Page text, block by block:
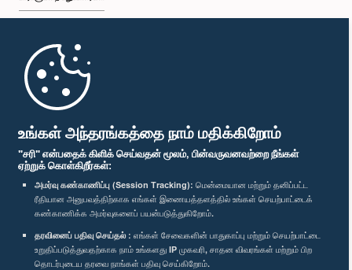
உங்கள் அந்தரங்கத்தை நாம் மதிக்கிறோம்
"சரி" என்பதைக் கிளிக் செய்வதன் மூலம், பின்வருவனவற்றை நீங்கள்
ஏற்றுக் கொள்கிறீர்கள்:
அமர்வு கண்காணிப்பு (Session Tracking): மென்மையான மற்றும் தனிப்பட்ட
ரீதியான அனுபவத்திற்காக எங்கள் இணையத்தளத்தில் உங்கள் செயற்பாட்டைக்
கண்காணிக்க அமர்வுகளைப் பயன்படுத்துகிறோம்.
தரவினைப் பதிவு செய்தல் : எங்கள் சேவைகளின் பாதுகாப்பு மற்றும் செயற்பாட்டை
உறுதிப்படுத்துவதற்காக நாம் உங்களது IP முகவரி, சாதன விவரங்கள் மற்றும் பிற
தொடர்புடைய தரவை நாங்கள் பதிவு செய்கிறோம்.
முதற்பக்கம்
பாராளுமன்ற கையடக்க செயலி
எம்மை பின்தொடர்க :
விருதுகள்